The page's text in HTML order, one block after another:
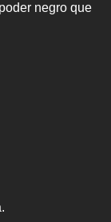
negro que